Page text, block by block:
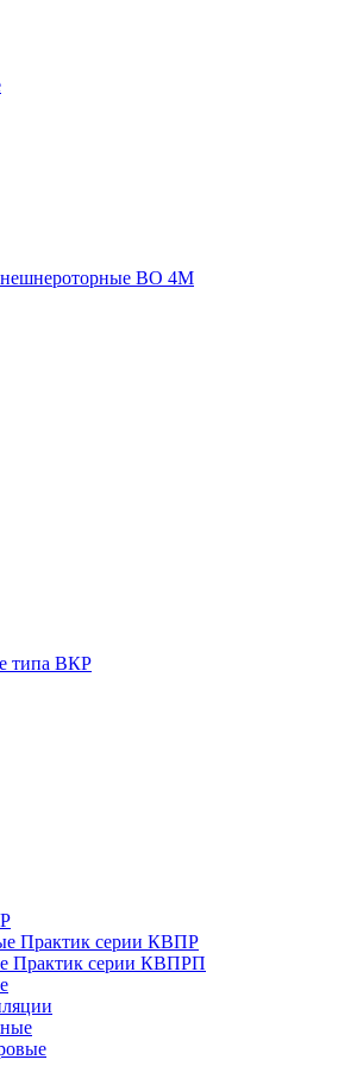
ВО 4М
типа ВКР
Практик серии КВПР
Практик серии КВПРП